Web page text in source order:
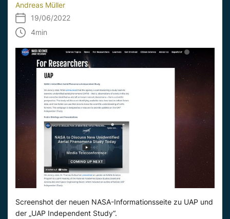
Andreas Müller
19/06/2022
4min
Screenshot der neuen NASA-Informationsseite zu UAP und
der „UAP Independent Study“.